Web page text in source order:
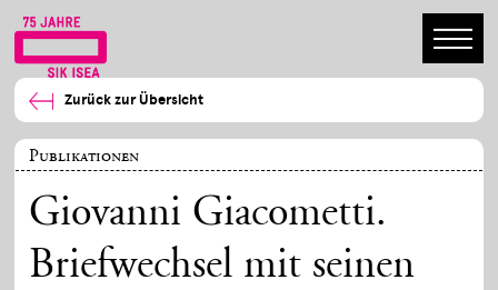
Zurück zur Übersicht
Publikationen
Giovanni Giacometti.
Briefwechsel mit seinen